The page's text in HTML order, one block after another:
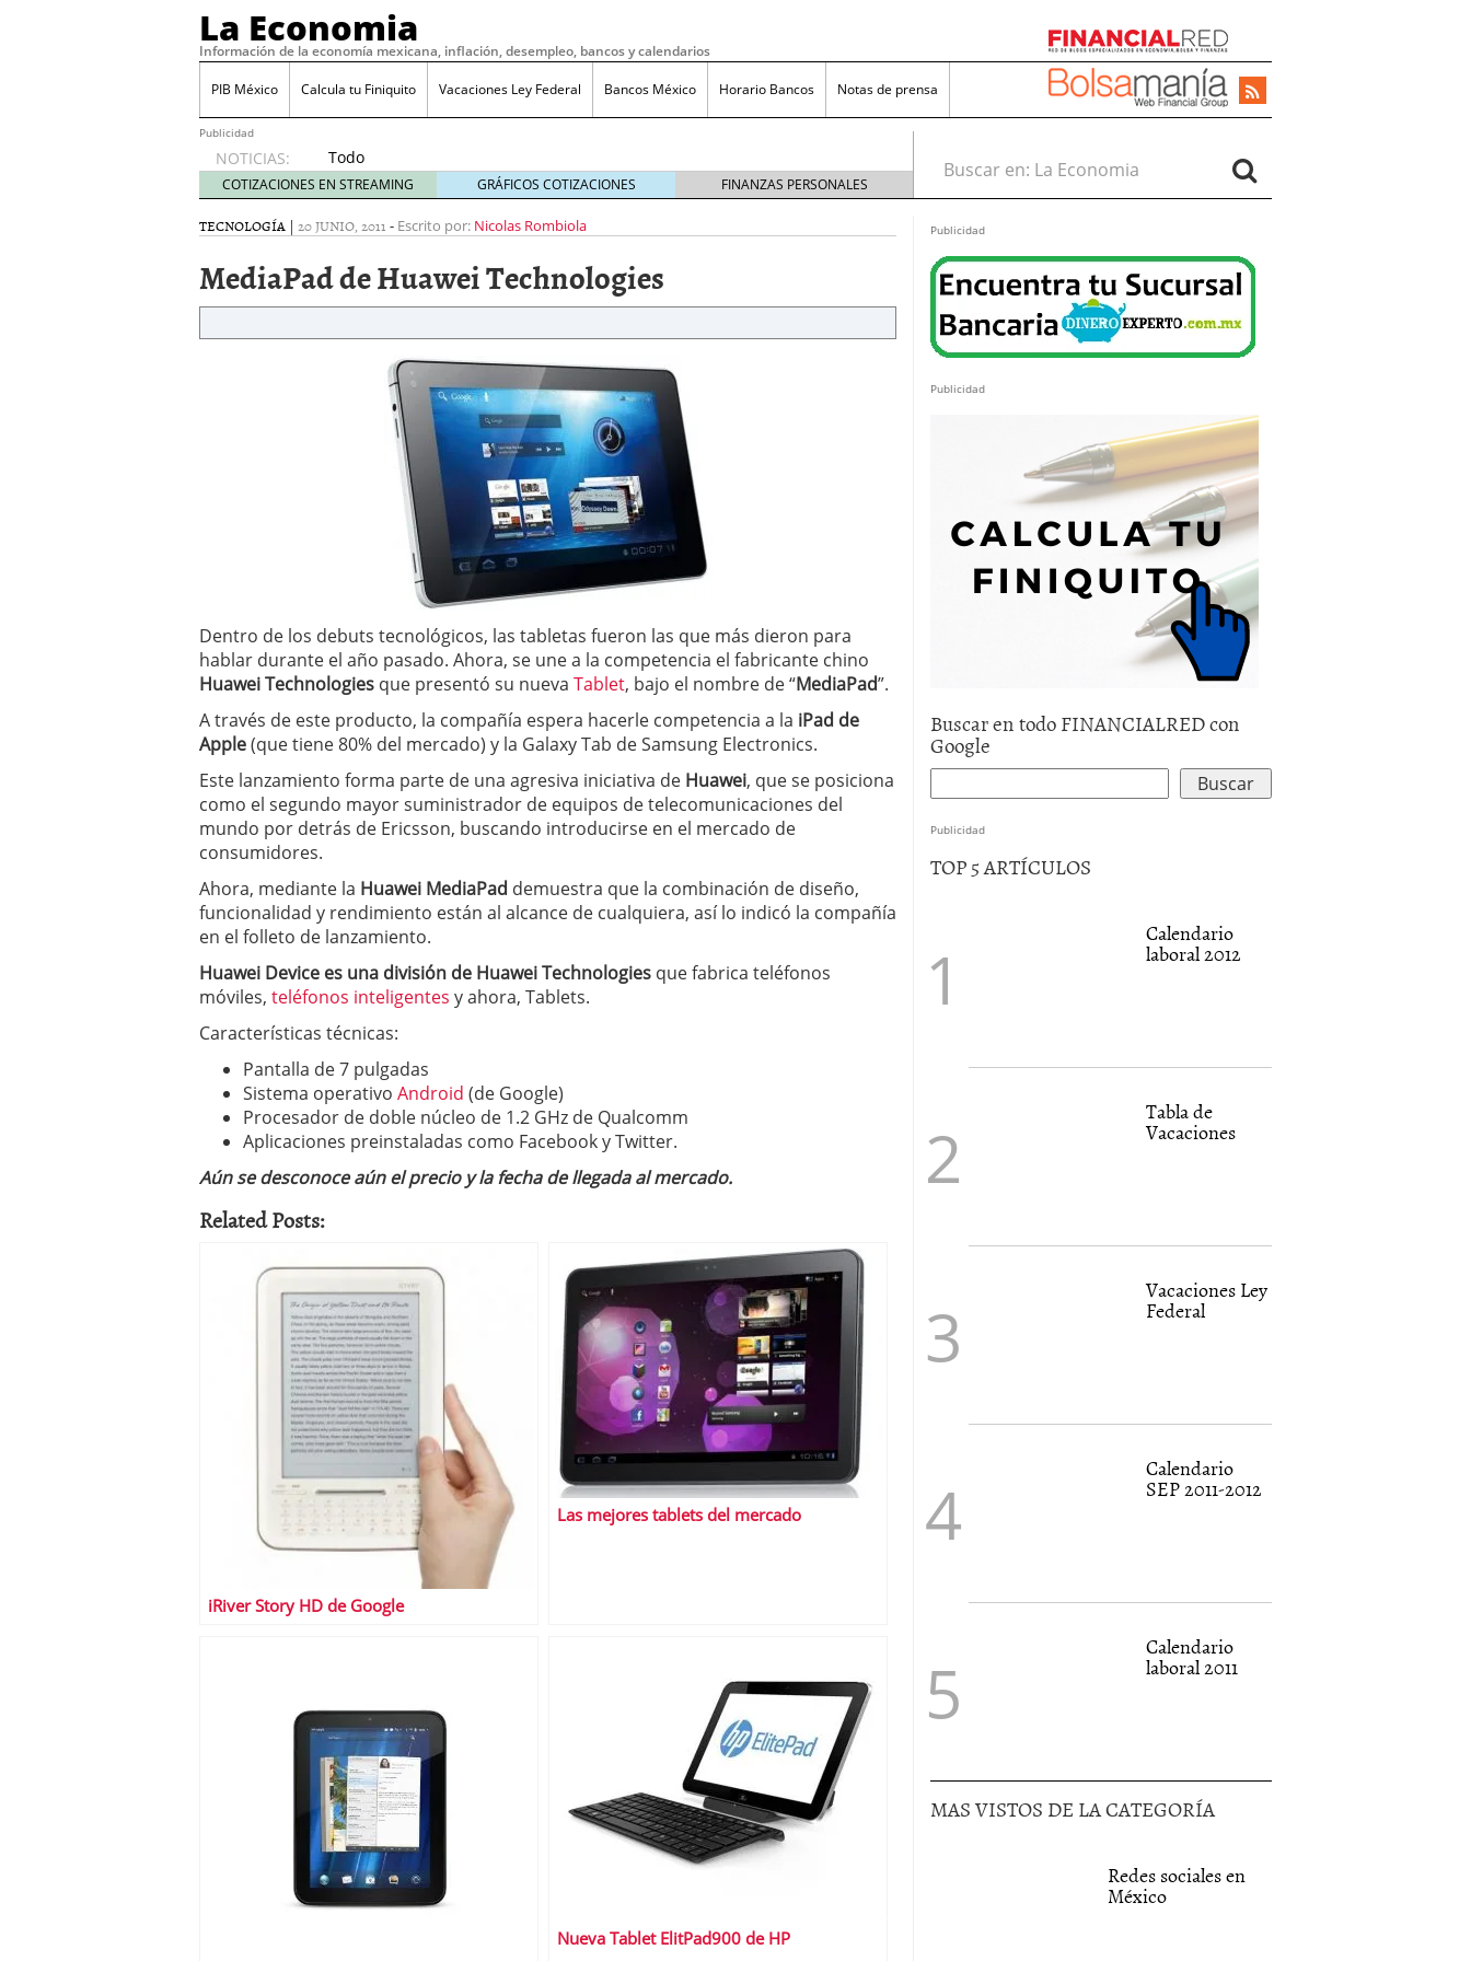
La Economia
Información de la economía mexicana, inflación, desempleo, bancos y calendarios
PIB México Calcula tu Finiquito Vacaciones Ley Federal Bancos México Horario Bancos Notas de prensa
Publicidad
NOTICIAS:
Todo
sobre
SIFX:
análisis
opiniones,
regulación,
seguridad
¿Cómo convertir el sueldo bruto a neto en México?
noviembre 20, 2025
Cómo enfrentar la reforma de reducción de jornada laboral en México con
un software de control de asistencia julio 17, 2025
¿Cómo encontrar un seguro de auto económico? abril 9, 2025
Cómo acabará el año la economía mexicana; predicciones y avances
noviembre 29, 2024
COTIZACIONES EN STREAMING GRÁFICOS COTIZACIONES FINANZAS PERSONALES
Buscar en:
TECNOLOGÍA | 20 JUNIO, 2011 - Escrito por: Nicolas Rombiola
MediaPad de Huawei Technologies
Dentro de los debuts tecnológicos, las tabletas fueron las que más dieron para
hablar durante el año pasado. Ahora, se une a la competencia el fabricante chino
Huawei Technologies que presentó su nueva Tablet, bajo el nombre de “MediaPad”.
A través de este producto, la compañía espera hacerle competencia a la iPad de
Apple(que tiene 80% del mercado) y la Galaxy Tab de Samsung Electronics.
Este lanzamiento forma parte de una agresiva iniciativa de Huawei, que se posiciona
como el segundo mayor suministrador de equipos de telecomunicaciones del
mundo por detrás de Ericsson, buscando introducirse en el mercado de
consumidores.
Ahora, mediante la Huawei MediaPad demuestra que la combinación de diseño,
funcionalidad y rendimiento están al alcance de cualquiera, así lo indicó la compañía
en el folleto de lanzamiento.
Huawei Device es una división de Huawei Technologies que fabrica teléfonos
móviles, teléfonos inteligentes y ahora, Tablets.
Características técnicas:
Pantalla de 7 pulgadas
Sistema operativo Android (de Google)
Procesador de doble núcleo de 1.2 GHz de Qualcomm
Aplicaciones preinstaladas como Facebook y Twitter.
Aún se desconoce aún el precio y la fecha de llegada al mercado.
Related Posts:
iRiver Story HD de Google
Las mejores tablets del mercado
Nueva Tablet ElitPad900 de HP
Publicidad
Publicidad
Buscar en todo FINANCIALRED con
Google
Publicidad
TOP 5 ARTÍCULOS
Calendario
laboral 2012
Tabla de
Vacaciones
Vacaciones Ley
Federal
Calendario
SEP 2011-2012
Calendario
laboral 2011
MAS VISTOS DE LA CATEGORÍA
Redes sociales en
México